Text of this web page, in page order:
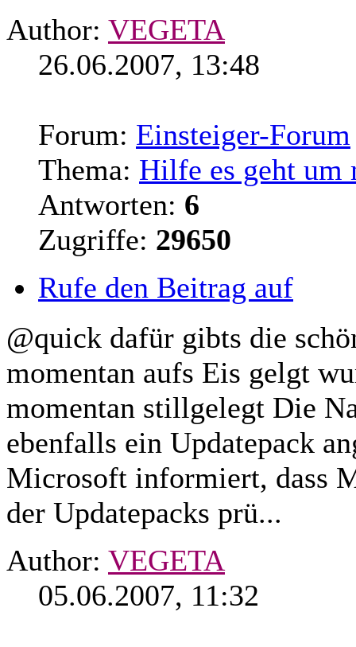
Author: VEGETA
26.06.2007, 13:48
Forum: Einsteiger-Forum
Thema: Hilfe es geht um
Antworten: 6
Zugriffe: 29650
Rufe den Beitrag auf
@quick dafür gibts die
momentan aufs Eis gelgt
momentan stillgelegt Die
ebenfalls ein Updatepack
Microsoft informiert, dass
der Updatepacks prü...
Author: VEGETA
05.06.2007, 11:32